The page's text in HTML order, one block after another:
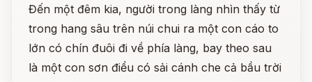
Đến một đêm kia, người trong làng nhìn thấy từ
trong hang sâu trên núi chui ra một con cáo to
lớn có chín đuôi đi về phía làng, bay theo sau
là một con sơn điểu có sải cánh che cả bầu trời